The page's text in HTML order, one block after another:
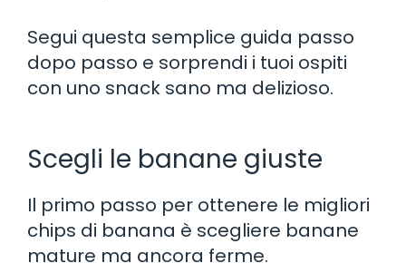
Segui questa semplice guida passo
dopo passo e sorprendi i tuoi ospiti
con uno snack sano ma delizioso.
Scegli le banane giuste
Il primo passo per ottenere le migliori
chips di banana è scegliere banane
mature ma ancora ferme.